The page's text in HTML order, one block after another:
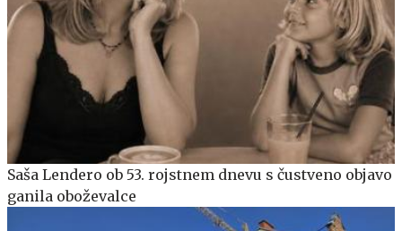
Saša Lendero ob 53. rojstnem dnevu s čustveno objavo
ganila oboževalce